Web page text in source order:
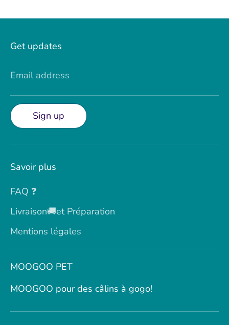
Get updates
Email address
Sign up
Savoir plus
FAQ ❓
Livraison🚚et Préparation
Mentions légales
MOOGOO PET
MOOGOO pour des câlins à gogo!